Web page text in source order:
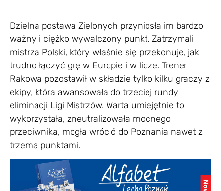
Dzielna postawa Zielonych przyniosła im bardzo
ważny i ciężko wywalczony punkt. Zatrzymali
mistrza Polski, który właśnie się przekonuje, jak
trudno łączyć grę w Europie i w lidze. Trener
Rakowa pozostawił w składzie tylko kilku graczy z
ekipy, która awansowała do trzeciej rundy
eliminacji Ligi Mistrzów. Warta umiejętnie to
wykorzystała, zneutralizowała mocnego
przeciwnika, mogła wrócić do Poznania nawet z
trzema punktami.